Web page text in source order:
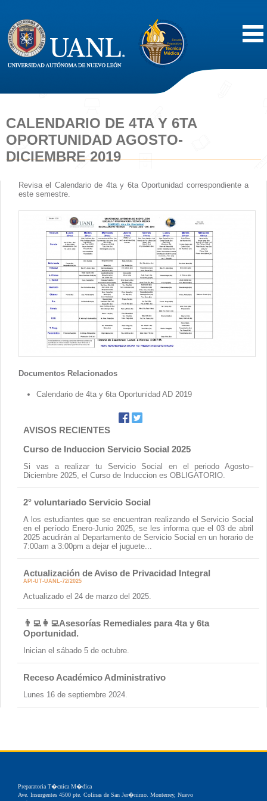
Acerca de
Oferta Educativa
Vida Estudiantil
Servicios
Difusión
Contacto
CALENDARIO DE 4TA Y 6TA
OPORTUNIDAD AGOSTO-
DICIEMBRE 2019
Revisa el Calendario de 4ta y 6ta Oportunidad correspondiente a
este semestre.
Documentos Relacionados
Calendario de 4ta y 6ta Oportunidad AD 2019
AVISOS RECIENTES
Curso de Induccion Servicio Social 2025
Si vas a realizar tu Servicio Social en el periodo Agosto–
Diciembre 2025, el Curso de Induccion es OBLIGATORIO.
2° voluntariado Servicio Social
A los estudiantes que se encuentran realizando el Servicio Social
en el período Enero-Junio 2025, se les informa que el 03 de abril
2025 acudirán al Departamento de Servicio Social en un horario de
7:00am a 3:00pm a dejar el juguete...
Actualización de Aviso de Privacidad Integral
API-UT-UANL-72/2025
Actualizado el 24 de marzo del 2025.
👨‍💻👩‍💻Asesorías Remediales para 4ta y 6ta
Oportunidad.
Inician el sábado 5 de octubre.
Receso Académico Administrativo
Lunes 16 de septiembre 2024.
Preparatoria T�cnica M�dica
Ave. Insurgentes 4500 pte. Colinas de San Jer�nimo. Monterrey, Nuevo